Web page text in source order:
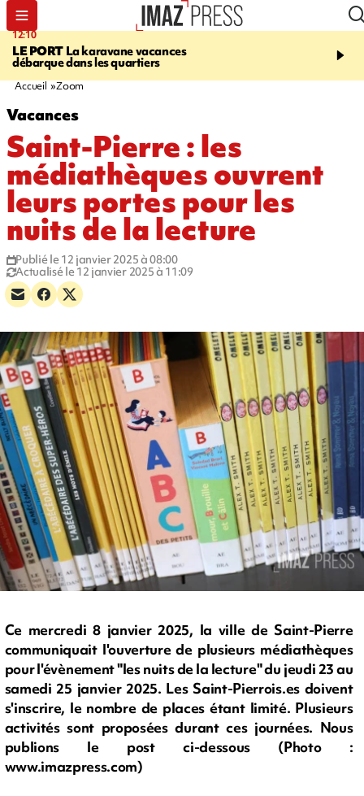
12:10
LE PORT La karavane vacances
débarque dans les quartiers
16:49
Un
bouledogue observé
Accueil Zoom
Vacances
Saint-Pierre : les
médiathèques ouvrent
leurs portes pour les
nuits de la lecture
Publié le 12 janvier 2025 à 08:00
Actualisé le 12 janvier 2025 à 11:09
Ce mercredi 8 janvier 2025, la ville de Saint-Pierre
communiquait l'ouverture de plusieurs médiathèques
pour l'évènement "les nuits de la lecture" du jeudi 23 au
samedi 25 janvier 2025. Les Saint-Pierrois.es doivent
s'inscrire, le nombre de places étant limité. Plusieurs
activités sont proposées durant ces journées. Nous
publions le post ci-dessous (Photo :
www.imazpress.com)